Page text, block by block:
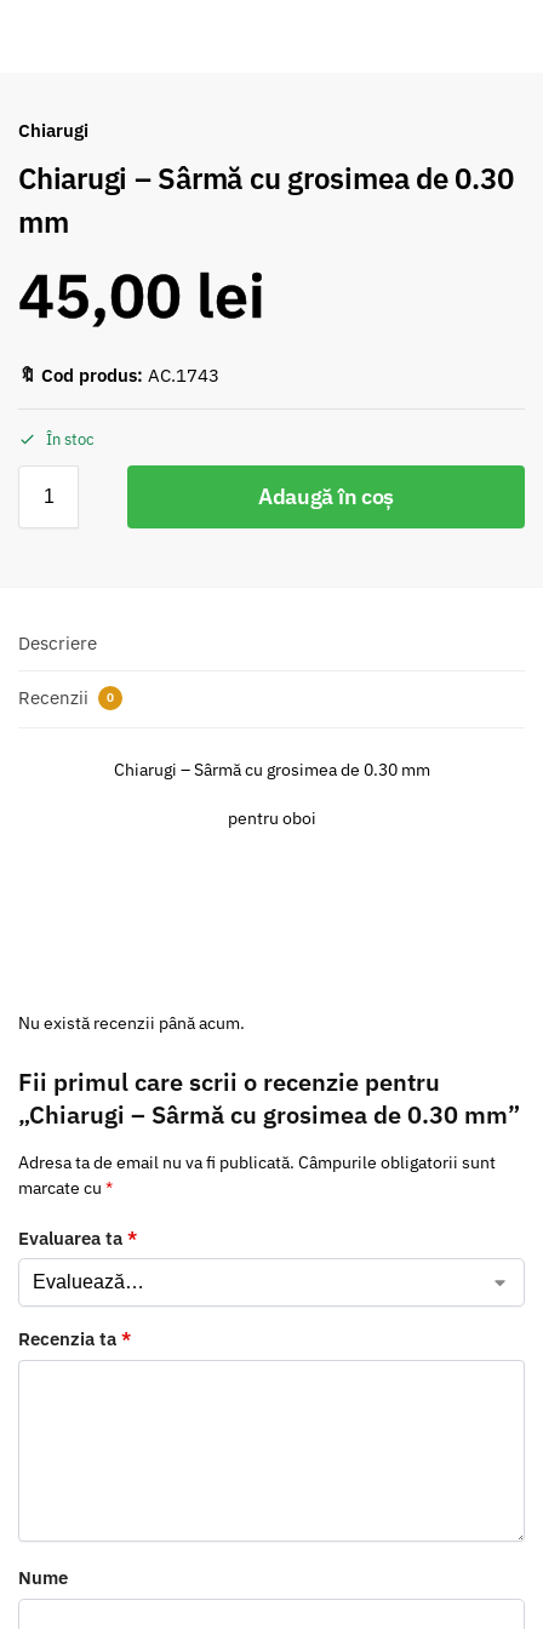
Chiarugi
Chiarugi – Sârmă cu grosimea de 0.30
mm
45,00 lei
🔖 Cod produs: AC.1743
În stoc
Adaugă în coș
Descriere
Recenzii 0
Chiarugi – Sârmă cu grosimea de 0.30 mm
pentru oboi
Nu există recenzii până acum.
Fii primul care scrii o recenzie pentru
„Chiarugi – Sârmă cu grosimea de 0.30 mm”
Adresa ta de email nu va fi publicată. Câmpurile obligatorii sunt
marcate cu *
Evaluarea ta *
Recenzia ta *
Nume